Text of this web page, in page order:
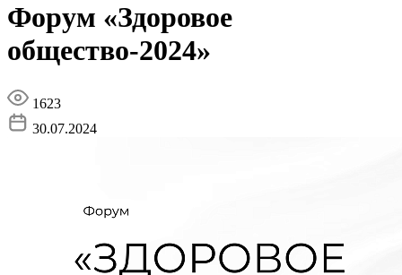
Форум «Здоровое
общество-2024»
1623
30.07.2024